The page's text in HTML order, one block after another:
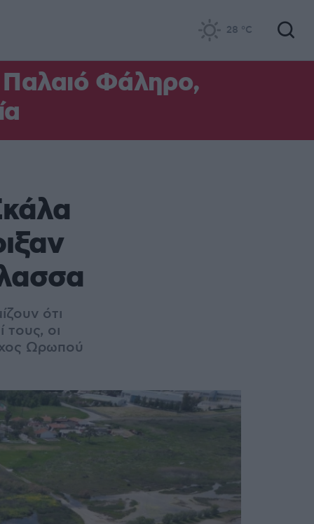
28 °C
Παλαιό Φάληρο,
ότι
οι
Ωρωπού